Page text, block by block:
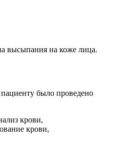
высыпания на коже лица.
пациенту было проведено
крови,
крови,